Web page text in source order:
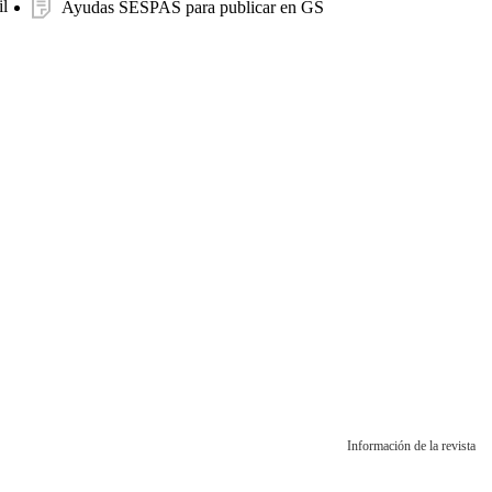
Ayudas SESPAS para publicar en GS
Información de la revista